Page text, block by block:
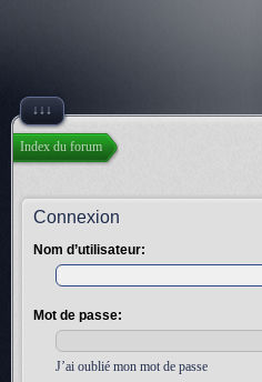
↓↓↓
Index du forum
Connexion
Nom d’utilisateur:
Mot de passe:
J’ai oublié mon mot de passe